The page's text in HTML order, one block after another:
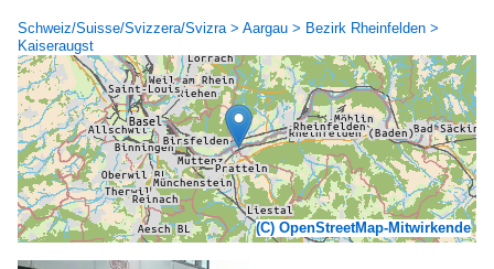
Schweiz/Suisse/Svizzera/Svizra > Aargau > Bezirk Rheinfelden >
Kaiseraugst
(C) OpenStreetMap-Mitwirkende